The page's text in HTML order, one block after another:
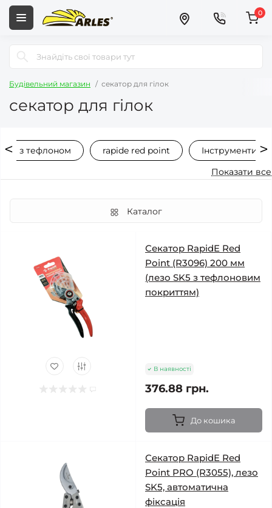
0
Будівельний магазин секатор для гілок
секатор для гілок
з тефлоном rapide red point
Інструменти
Показати все
Каталог
Секатор RapidE Red
Point (R3096) 200 мм
(лезо SK5 з тефлоновим
покриттям)
В наявності
376.88 грн.
До кошика
Секатор RapidE Red
Point PRO (R3055), лезо
SK5, автоматична
фіксація